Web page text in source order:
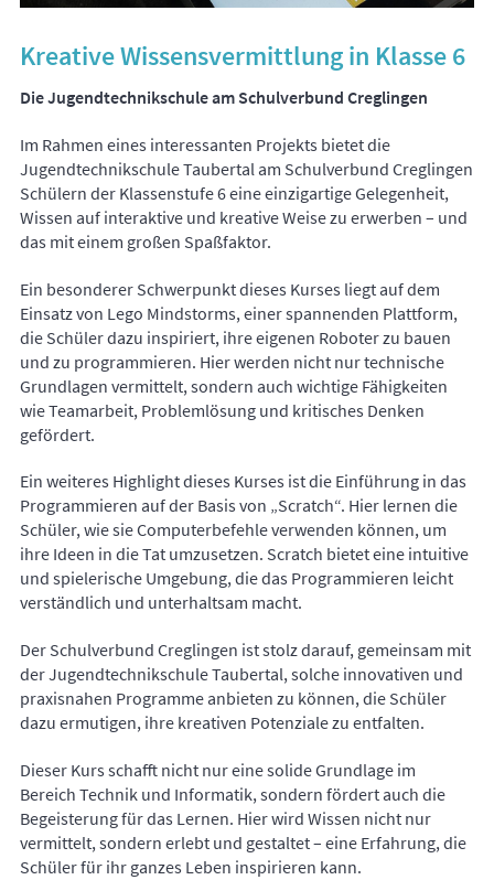
Kreative Wissensvermittlung in Klasse 6
Die Jugendtechnikschule am Schulverbund Creglingen
Im Rahmen eines interessanten Projekts bietet die
Jugendtechnikschule Taubertal am Schulverbund Creglingen
Schülern der Klassenstufe 6 eine einzigartige Gelegenheit,
Wissen auf interaktive und kreative Weise zu erwerben – und
das mit einem großen Spaßfaktor.
Ein besonderer Schwerpunkt dieses Kurses liegt auf dem
Einsatz von Lego Mindstorms, einer spannenden Plattform,
die Schüler dazu inspiriert, ihre eigenen Roboter zu bauen
und zu programmieren. Hier werden nicht nur technische
Grundlagen vermittelt, sondern auch wichtige Fähigkeiten
wie Teamarbeit, Problemlösung und kritisches Denken
gefördert.
Ein weiteres Highlight dieses Kurses ist die Einführung in das
Programmieren auf der Basis von „Scratch“. Hier lernen die
Schüler, wie sie Computerbefehle verwenden können, um
ihre Ideen in die Tat umzusetzen. Scratch bietet eine intuitive
und spielerische Umgebung, die das Programmieren leicht
verständlich und unterhaltsam macht.
Der Schulverbund Creglingen ist stolz darauf, gemeinsam mit
der Jugendtechnikschule Taubertal, solche innovativen und
praxisnahen Programme anbieten zu können, die Schüler
dazu ermutigen, ihre kreativen Potenziale zu entfalten.
Dieser Kurs schafft nicht nur eine solide Grundlage im
Bereich Technik und Informatik, sondern fördert auch die
Begeisterung für das Lernen. Hier wird Wissen nicht nur
vermittelt, sondern erlebt und gestaltet – eine Erfahrung, die
Schüler für ihr ganzes Leben inspirieren kann.